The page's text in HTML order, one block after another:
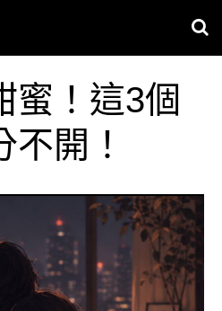
蜜！這3個
開！